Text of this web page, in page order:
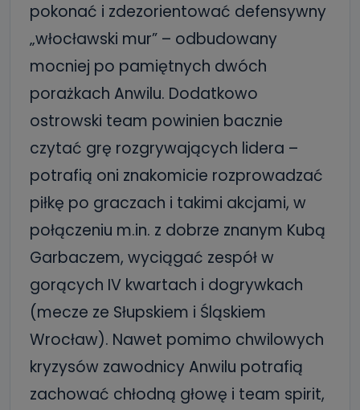
pokonać i zdezorientować defensywny
„włocławski mur” – odbudowany
mocniej po pamiętnych dwóch
porażkach Anwilu. Dodatkowo
ostrowski team powinien bacznie
czytać grę rozgrywających lidera –
potrafią oni znakomicie rozprowadzać
piłkę po graczach i takimi akcjami, w
połączeniu m.in. z dobrze znanym Kubą
Garbaczem, wyciągać zespół w
gorących IV kwartach i dogrywkach
(mecze ze Słupskiem i Śląskiem
Wrocław). Nawet pomimo chwilowych
kryzysów zawodnicy Anwilu potrafią
zachować chłodną głowę i team spirit,